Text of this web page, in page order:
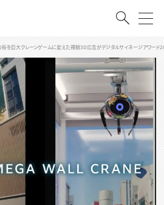
会員登録
索
街を巨大クレーンゲームに変えた裸眼3D広告がデジタルサイネージアワード